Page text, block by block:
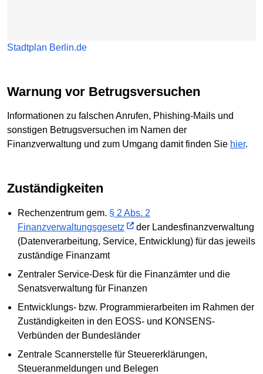
Stadtplan Berlin.de
Warnung vor Betrugsversuchen
Informationen zu falschen Anrufen, Phishing-Mails und
sonstigen Betrugsversuchen im Namen der
Finanzverwaltung und zum Umgang damit finden Sie hier.
Zuständigkeiten
Rechenzentrum gem. § 2 Abs. 2
Finanzverwaltungsgesetz
der Landesfinanzverwaltung
(Datenverarbeitung, Service, Entwicklung) für das jeweils
zuständige Finanzamt
Zentraler Service-Desk für die Finanzämter und die
Senatsverwaltung für Finanzen
Entwicklungs- bzw. Programmierarbeiten im Rahmen der
Zuständigkeiten in den EOSS- und KONSENS-
Verbünden der Bundesländer
Zentrale Scannerstelle für Steuererklärungen,
Steueranmeldungen und Belegen